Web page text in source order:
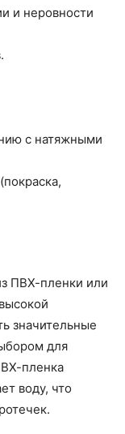
и неровности
с натяжными
ПВХ-пленки или
значительные
для
пленка
воду, что